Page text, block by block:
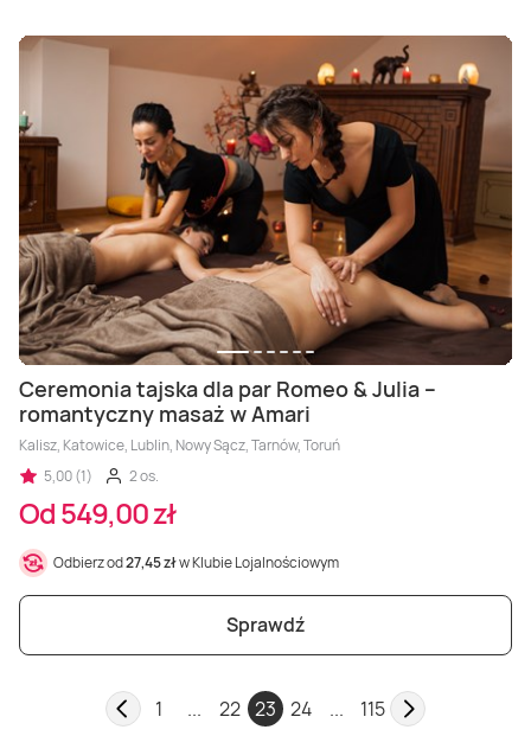
Ceremonia tajska dla par Romeo & Julia –
romantyczny masaż w Amari
Kalisz, Katowice, Lublin, Nowy Sącz, Tarnów, Toruń
5,00 (1)
2 os.
Od 549,00 zł
Odbierz od27,45 złw Klubie Lojalnościowym
Sprawdź
1 ... 22 23 24 ... 115